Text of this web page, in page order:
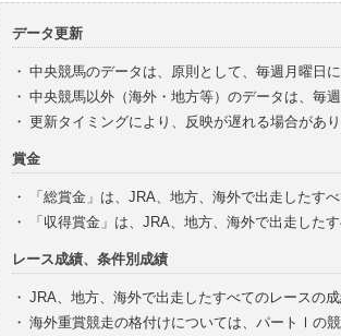
データ更新
・ 中央競馬のデータは、原則として、毎週月曜日
・ 中央競馬以外（海外・地方等）のデータは、毎
・ 更新タイミングにより、反映が遅れる場合があ
賞金
・
「総賞金」は、JRA、地方、海外で出走したす
・
「収得賞金」は、JRA、地方、海外で出走した
レース成績、条件別成績
・ JRA、地方、海外で出走したすべてのレースの
・ 海外重賞競走の格付けについては、パートⅠの